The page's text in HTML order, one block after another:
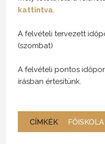
kattintva.
A felvételi tervezett
(szombat)
A felvételi pontos
írásban értesítünk.
CÍMKÉK FŐISKOLA